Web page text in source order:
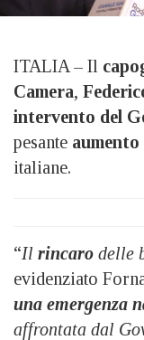
ITALIA – Il
Camera,
intervento del
pesante
italiane.
“Il rincaro delle
evidenziato
una emergenza
affrontata dal